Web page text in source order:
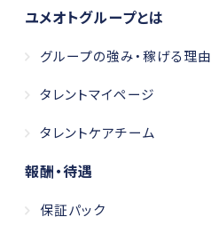
ユメオトグループとは
グループの強み・稼げる理由
タレントマイページ
タレントケアチーム
報酬・待遇
保証パック